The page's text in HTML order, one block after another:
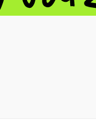
-0.23 GBP/USD